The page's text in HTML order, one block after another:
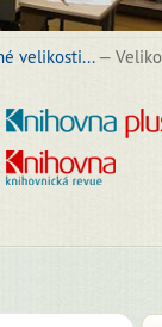
velikosti...—